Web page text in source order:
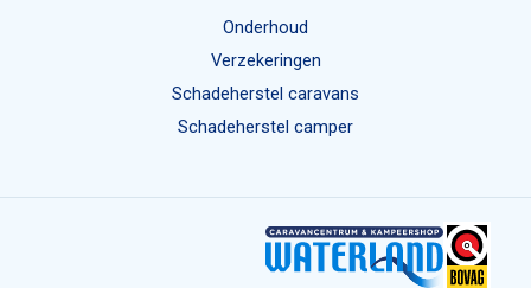
Onderhoud
Verzekeringen
Schadeherstel caravans
Schadeherstel camper